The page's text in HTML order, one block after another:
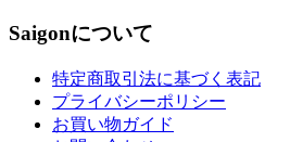
Saigonについて
特定商取引法に基づく表記
プライバシーポリシー
お買い物ガイド